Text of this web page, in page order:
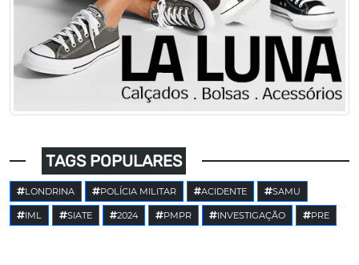
TAGS POPULARES
LONDRINA POLÍCIA MILITAR ACIDENTE SAMU
IML SIATE 2024 PMPR INVESTIGAÇÃO PRE